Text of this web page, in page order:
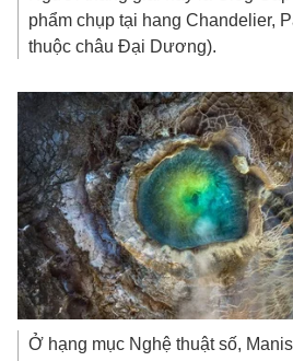
phẩm chụp tại hang Chandelier,
thuộc châu Đại Dương).
Ở hạng mục Nghệ thuật số,